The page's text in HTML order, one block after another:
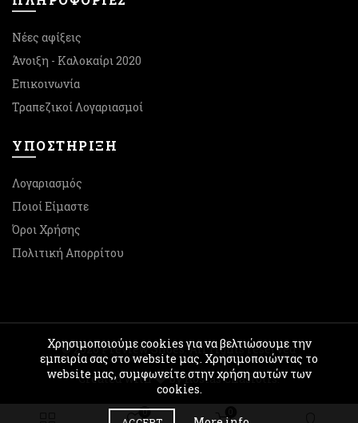
Νέες αφίξεις
Άνοιξη - Καλοκαίρι 2020
Επικοινωνία
Τραπεζικοί Λογαριασμοί
ΥΠΟΣΤΉΡΙΞΗ
Λογαριασμός
Ποιοί Είμαστε
Όροι Χρήσης
Πολιτική Απορρίτου
© 2026Preview Shoes . All rights reserved
Created with
by Kostas Chasiotis.
0
Χρησιμοποιούμε cookies για να βελτιώσουμε την
εμπειρία σας στο website μας. Χρησιμοποιώντας το
website μας, συμφωνείτε στην χρήση αυτών των
cookies.